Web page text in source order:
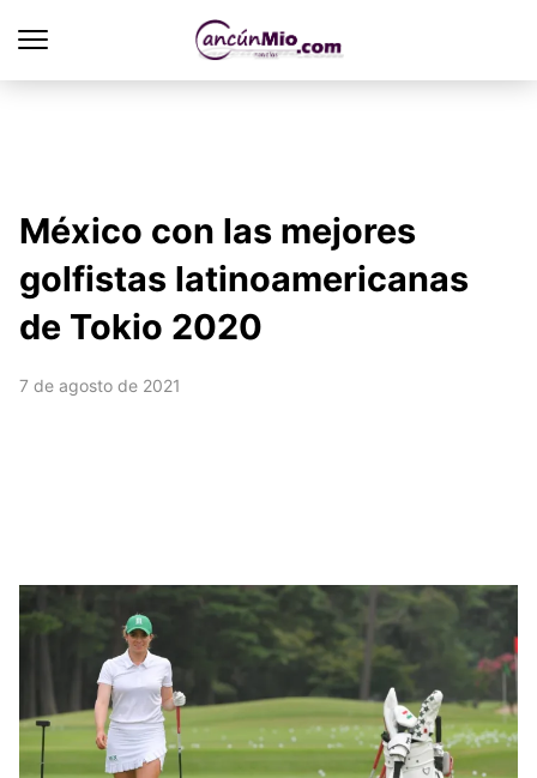
México con las mejores
golfistas latinoamericanas
de Tokio 2020
7 de agosto de 2021